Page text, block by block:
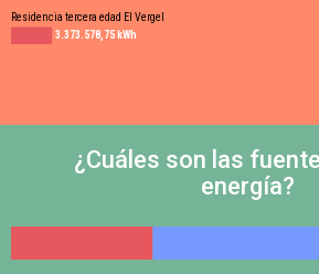
3.373.578,75 kWh
Residencia tercera edad El Vergel
¿Cuáles son las
energía?